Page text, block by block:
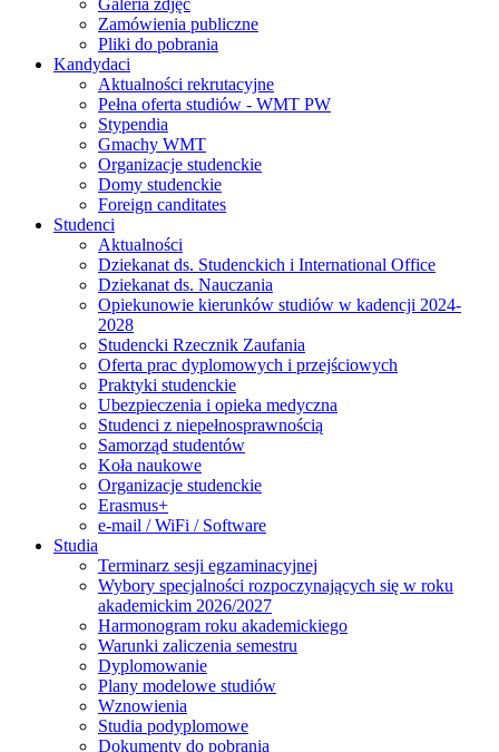
Galeria zdjęć
Zamówienia publiczne
Pliki do pobrania
Kandydaci
Aktualności rekrutacyjne
Pełna oferta studiów - WMT PW
Stypendia
Gmachy WMT
Organizacje studenckie
Domy studenckie
Foreign canditates
Studenci
Aktualności
Dziekanat ds. Studenckich i International Office
Dziekanat ds. Nauczania
Opiekunowie kierunków studiów w kadencji 2024-
2028
Studencki Rzecznik Zaufania
Oferta prac dyplomowych i przejściowych
Praktyki studenckie
Ubezpieczenia i opieka medyczna
Studenci z niepełnosprawnością
Samorząd studentów
Koła naukowe
Organizacje studenckie
Erasmus+
e-mail / WiFi / Software
Studia
Terminarz sesji egzaminacyjnej
Wybory specjalności rozpoczynających się w roku
akademickim 2026/2027
Harmonogram roku akademickiego
Warunki zaliczenia semestru
Dyplomowanie
Plany modelowe studiów
Wznowienia
Studia podyplomowe
Dokumenty do pobrania